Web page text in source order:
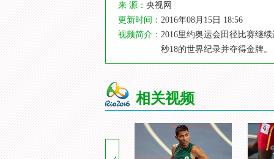
来 源： 央视网
更新时间： 2016年08月15日 18:56
视频简介： 2016里约奥运会田径比赛继
秒18的世界纪录并夺得金牌。
相关视频